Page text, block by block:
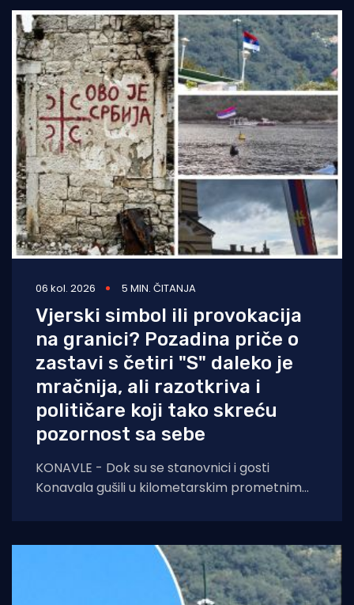
06 kol. 2026 5 MIN. ČITANJA
Vjerski simbol ili provokacija
na granici? Pozadina priče o
zastavi s četiri "S" daleko je
mračnija, ali razotkriva i
političare koji tako skreću
pozornost sa sebe
KONAVLE - Dok su se stanovnici i gosti
Konavala gušili u kilometarskim prometnim